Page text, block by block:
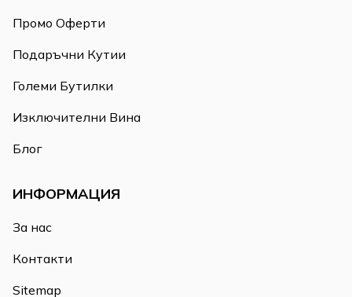
Промо Оферти
Подаръчни Кутии
Големи Бутилки
Изключителни Вина
Блог
ИНФОРМАЦИЯ
За нас
Контакти
Sitemap